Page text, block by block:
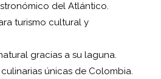
del Atlántico.
turismo cultural y
gracias a su laguna.
únicas de Colombia.